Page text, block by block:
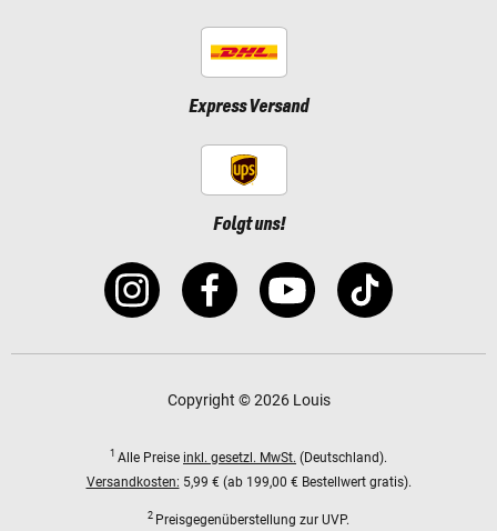
Express Versand
Folgt uns!
Copyright © 2026 Louis
1 Alle Preise inkl. gesetzl. MwSt. (Deutschland).
Versandkosten: 5,99 € (ab 199,00 € Bestellwert gratis).
2 Preisgegenüberstellung zur UVP.